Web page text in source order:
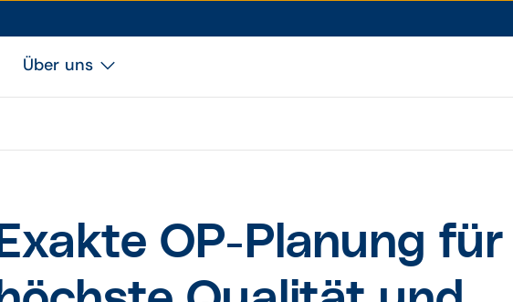
Über uns
Exakte OP-Planung für